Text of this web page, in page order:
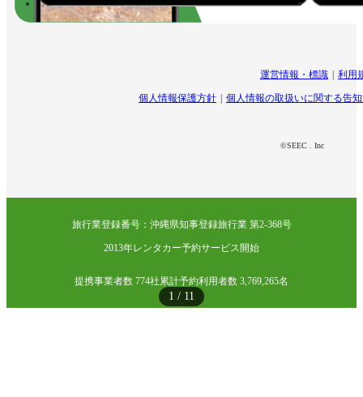
1 / 11
運営情報・標識 利用
個人情報保護方針 個人情報の取扱いに関する告
©SEEC . Inc
旅行業登録番号：沖縄県知事登録旅行業 第2-368号
2013年レンタカー予約サービス開始
提携事業者数 774社累計予約利用者数 3,769,265名